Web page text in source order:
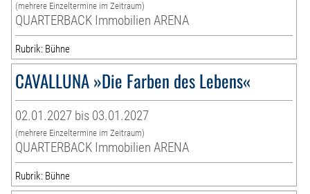
(mehrere Einzeltermine im Zeitraum)
QUARTERBACK Immobilien ARENA
Rubrik: Bühne
CAVALLUNA »Die Farben des Lebens«
02.01.2027 bis 03.01.2027
(mehrere Einzeltermine im Zeitraum)
QUARTERBACK Immobilien ARENA
Rubrik: Bühne